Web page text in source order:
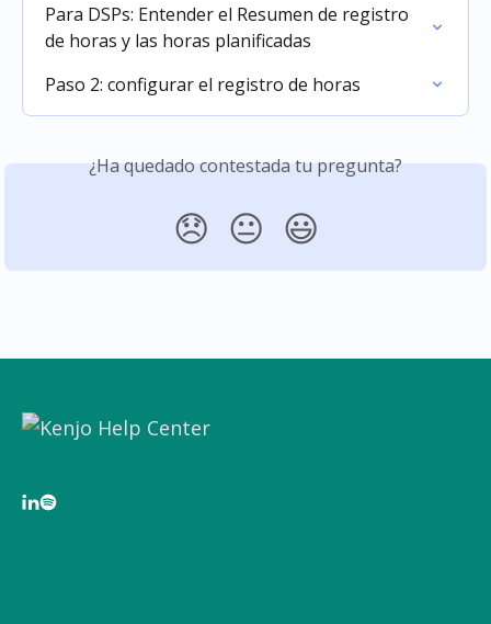
Para DSPs: Entender el Resumen de registro
de horas y las horas planificadas
Paso 2: configurar el registro de horas
¿Ha quedado contestada tu pregunta?
😞 😐 😃